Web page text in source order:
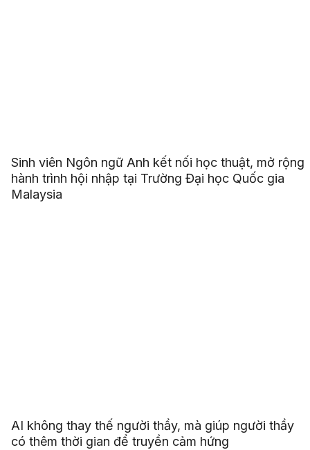
Sinh viên Ngôn ngữ Anh kết nối học thuật, mở rộng
hành trình hội nhập tại Trường Đại học Quốc gia
Malaysia
AI không thay thế người thầy, mà giúp người thầy
có thêm thời gian để truyền cảm hứng